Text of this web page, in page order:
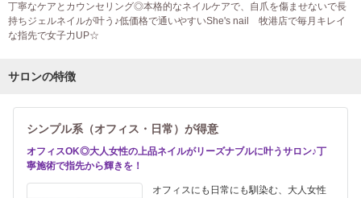
丁寧なケアとカウンセリング◎本格的なネイルケアで、自爪を傷ませないで長
持ちジェルネイルが叶う♪低価格で通いやすいShe's nail 牧港店で毎月キレイ
な指先で女子力UP☆
サロンの特徴
シンプル系（オフィス・日常）が得意
オフィスOK◎大人女性の上品ネイルがリーズナブルに叶うサロン♪丁
寧施術で指先から輝きを！
オフィスにも日常にも馴染む、大人女性